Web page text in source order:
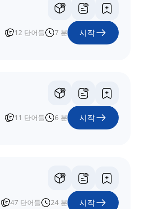
12 단어들 7 분 시작
11 단어들 6 분 시작
47 단어들 24 분 시작